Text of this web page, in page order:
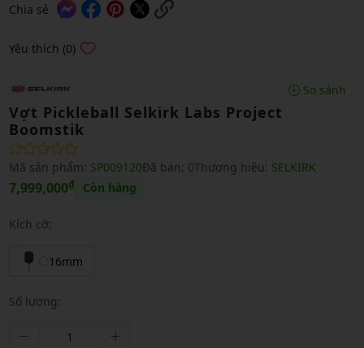
Chia sẻ
Yêu thích (0)
So sánh
Vợt Pickleball Selkirk Labs Project
Boomstik
Mã sản phẩm: SP009120Đã bán: 0Thương hiệu: SELKIRK
7,999,000₫ Còn hàng
Kích cỡ:
16mm
Số lượng: